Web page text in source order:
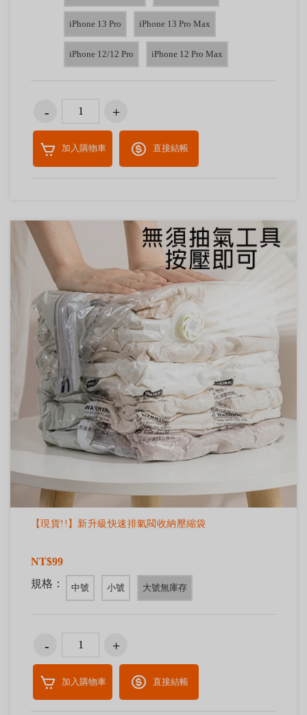
iPhone 13 Pro iPhone 13 Pro Max
iPhone 12/12 Pro iPhone 12 Pro Max
加入購物車 直接結帳
【現貨!!】新升級快速排氣閥收納壓縮袋
NT$99
規格：
中號 小號 大號無庫存
加入購物車 直接結帳